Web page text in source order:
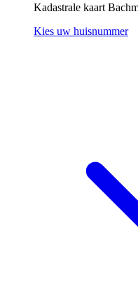
Kadastrale kaart
Kies uw huisnummer